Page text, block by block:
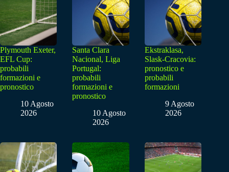
Plymouth Exeter,
EFL Cup:
probabili
formazioni e
pronostico
10 Agosto
2026
Santa Clara
Nacional, Liga
Portugal:
probabili
formazioni e
pronostico
10 Agosto
2026
Ekstraklasa,
Slask-Cracovia:
pronostico e
probabili
formazioni
9 Agosto
2026